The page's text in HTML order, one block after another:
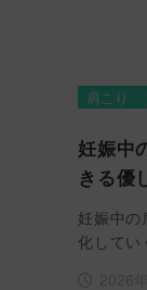
肩こり
妊娠中
きる優
妊娠中
化して